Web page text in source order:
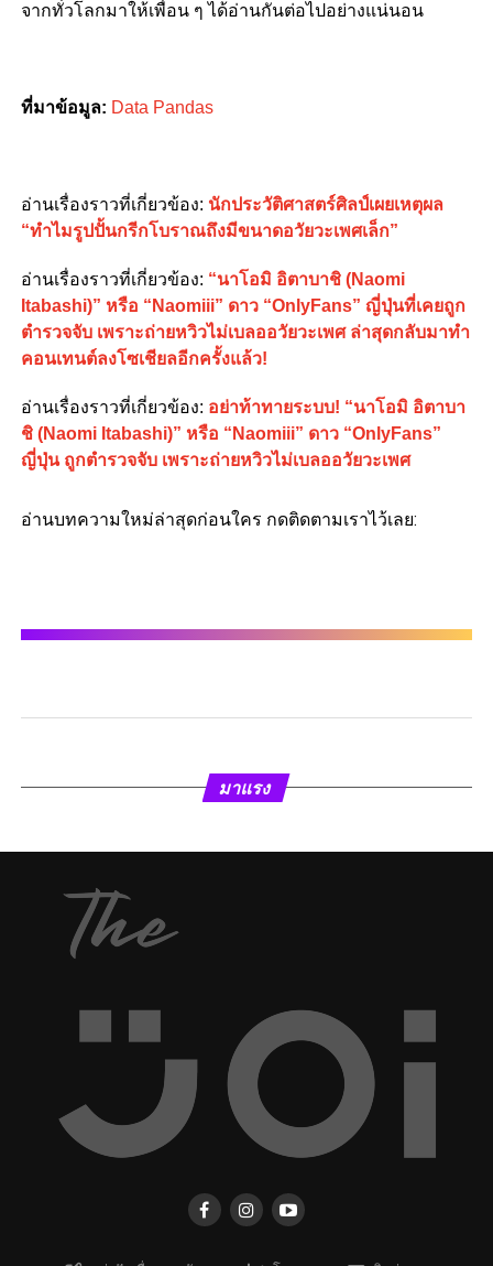
จากทั่วโลกมาให้เพื่อน ๆ ได้อ่านกันต่อไปอย่างแน่นอน
ที่มาข้อมูล: Data Pandas
อ่านเรื่องราวที่เกี่ยวข้อง: นักประวัติศาสตร์ศิลป์เผยเหตุผล
“ทำไมรูปปั้นกรีกโบราณถึงมีขนาดอวัยวะเพศเล็ก”
อ่านเรื่องราวที่เกี่ยวข้อง: “นาโอมิ อิตาบาชิ (Naomi
Itabashi)” หรือ “Naomiii” ดาว “OnlyFans” ญี่ปุ่นที่เคยถูก
ตำรวจจับ เพราะถ่ายหวิวไม่เบลออวัยวะเพศ ล่าสุดกลับมาทำ
คอนเทนต์ลงโซเชียลอีกครั้งแล้ว!
อ่านเรื่องราวที่เกี่ยวข้อง: อย่าท้าทายระบบ! “นาโอมิ อิตาบา
ชิ (Naomi Itabashi)” หรือ “Naomiii” ดาว “OnlyFans”
ญี่ปุ่น ถูกตำรวจจับ เพราะถ่ายหวิวไม่เบลออวัยวะเพศ
อ่านบทความใหม่ล่าสุดก่อนใคร กดติดตามเราไว้เลย:
มาแรง